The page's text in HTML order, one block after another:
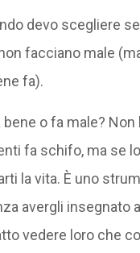
devo scegliere
facciano male
fa).
o fa male?
fa schifo, ma se
la vita. È uno
avergli insegnato
vedere loro che